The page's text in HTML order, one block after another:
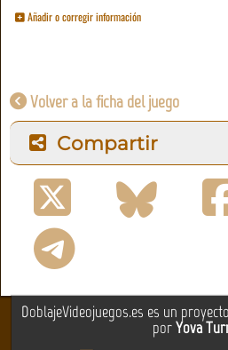
Añadir o corregir información
Volver a la ficha del juego
Compartir
DoblajeVideojuegos.es es un
porYova